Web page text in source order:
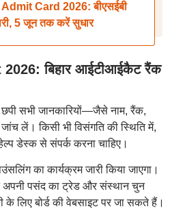
Card 2026: बीएसईबी
5 जून तक करें सुधार
बिहार आईटीआईकैट रैंक
सभी जानकारियों—जैसे नाम, रैंक,
लें। किसी भी विसंगति की स्थिति में,
हेल्प डेस्क से संपर्क करना चाहिए।
का कार्यक्रम जारी किया जाएगा।
अपनी पसंद का ट्रेड और संस्थान चुन
के लिए बोर्ड की वेबसाइट पर जा सकते हैं।